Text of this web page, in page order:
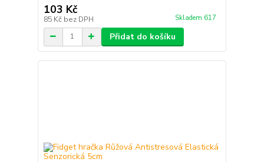
103 Kč
85 Kč bez DPH Skladem 617
Přidat do košíku